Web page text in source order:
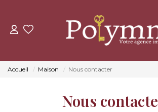
Accueil Maison Nous contacter
Nous